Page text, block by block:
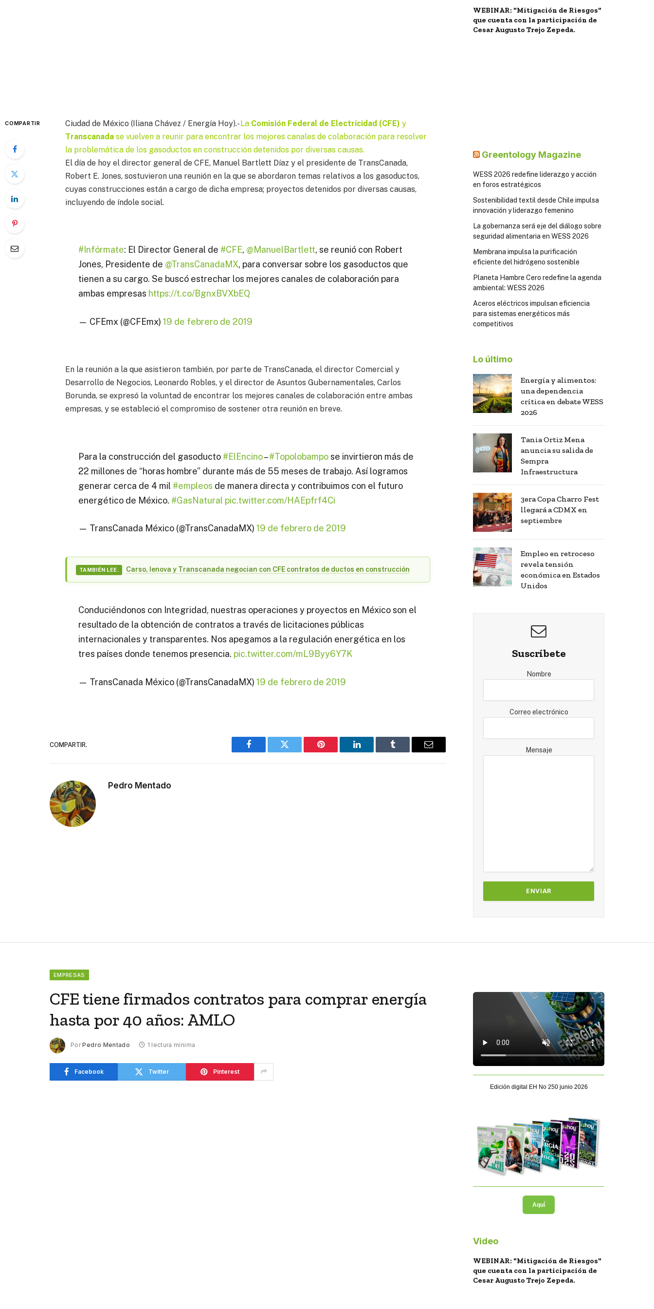
COMPARTIR Ciudad de México (Iliana Chávez / Energía Hoy).-La Comisión Federal de Electricidad (CFE) y
Transcanadase vuelven a reunir para encontrar los mejores canales de colaboración para resolver
la problemática de los gasoductos en construcción detenidos por diversas causas.
El día de hoy el director general de CFE, Manuel Bartlett Díaz y el presidente de TransCanada,
Robert E. Jones, sostuvieron una reunión en la que se abordaron temas relativos a los gasoductos,
cuyas construcciones están a cargo de dicha empresa; proyectos detenidos por diversas causas,
incluyendo de índole social.
#Infórmate: El Director General de #CFE, @ManuelBartlett, se reunió con Robert
Jones, Presidente de @TransCanadaMX, para conversar sobre los gasoductos que
tienen a su cargo. Se buscó estrechar los mejores canales de colaboración para
ambas empresas https://t.co/BgnxBVXbEQ
— CFEmx (@CFEmx) 19 de febrero de 2019
En la reunión a la que asistieron también, por parte de TransCanada, el director Comercial y
Desarrollo de Negocios, Leonardo Robles, y el director de Asuntos Gubernamentales, Carlos
Borunda, se expresó la voluntad de encontrar los mejores canales de colaboración entre ambas
empresas, y se estableció el compromiso de sostener otra reunión en breve.
Para la construcción del gasoducto #ElEncino–#Topolobampose invirtieron más de
22 millones de “horas hombre” durante más de 55 meses de trabajo. Así logramos
generar cerca de 4 mil #empleos de manera directa y contribuimos con el futuro
energético de México. #GasNatural pic.twitter.com/HAEpfrf4Ci
— TransCanada México (@TransCanadaMX) 19 de febrero de 2019
TAMBIÉN LEE. Carso, Ienova y Transcanada negocian con CFE contratos de ductos en construcción
Conduciéndonos con Integridad, nuestras operaciones y proyectos en México son el
resultado de la obtención de contratos a través de licitaciones públicas
internacionales y transparentes. Nos apegamos a la regulación energética en los
tres países donde tenemos presencia. pic.twitter.com/mL9Byy6Y7K
— TransCanada México (@TransCanadaMX) 19 de febrero de 2019
COMPARTIR.
Facebook Twitter Pinterest LinkedIn Tumblr Email
Pedro Mentado
WEBINAR: "Mitigación de Riesgos"
que cuenta con la participación de
Cesar Augusto Trejo Zepeda.
Greentology Magazine
WESS 2026 redefine liderazgo y acción
en foros estratégicos
Sostenibilidad textil desde Chile impulsa
innovación y liderazgo femenino
La gobernanza será eje del diálogo sobre
seguridad alimentaria en WESS 2026
Membrana impulsa la purificación
eficiente del hidrógeno sostenible
Planeta Hambre Cero redefine la agenda
ambiental: WESS 2026
Aceros eléctricos impulsan eficiencia
para sistemas energéticos más
competitivos
Lo último
Energía y alimentos:
una dependencia
crítica en debate WESS
2026
Tania Ortiz Mena
anuncia su salida de
Sempra
Infraestructura
3era Copa Charro Fest
llegará a CDMX en
septiembre
Empleo en retroceso
revela tensión
económica en Estados
Unidos
Suscríbete
Nombre
Correo electrónico
Mensaje
EMPRESAS
CFE tiene firmados contratos para comprar energía
hasta por 40 años: AMLO
Por Pedro Mentado 1 lectura mínima
Facebook Twitter Pinterest
Edición digital EH No 250 junio 2026
Aquí
Video
WEBINAR: "Mitigación de Riesgos"
que cuenta con la participación de
Cesar Augusto Trejo Zepeda.